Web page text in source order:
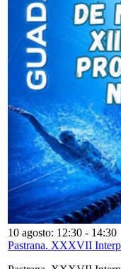
10 agosto: 12:30 - 14:30
Pastrana. XXXVII